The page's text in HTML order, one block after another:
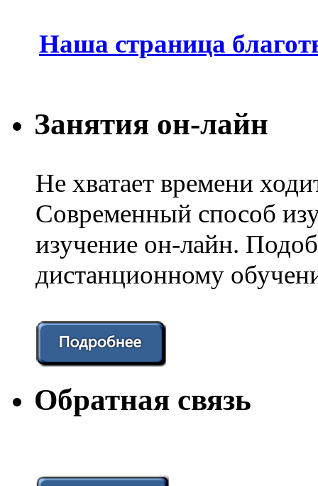
Наша страница
Занятия он-лайн
Не хватает времени
Современный способ
изучение он-лайн.
дистанционному
Обратная связь